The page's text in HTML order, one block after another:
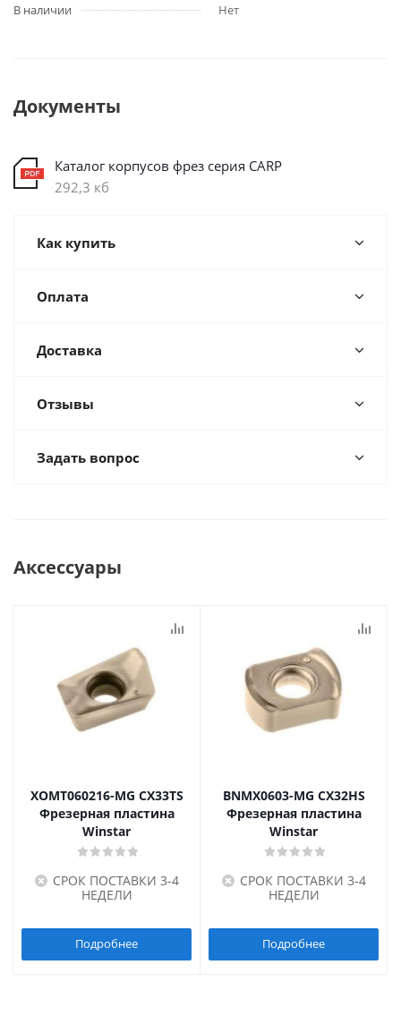
В наличии Нет
Документы
Каталог корпусов фрез серия CARP
292,3 кб
Как купить
Оплата
Доставка
Отзывы
Задать вопрос
Аксессуары
XOMT060216-MG CX33TS
Фрезерная пластина
Winstar
СРОК ПОСТАВКИ 3-4
НЕДЕЛИ
Подробнее
BNMX0603-MG CX32HS
Фрезерная пластина
Winstar
СРОК ПОСТАВКИ 3-4
НЕДЕЛИ
Подробнее